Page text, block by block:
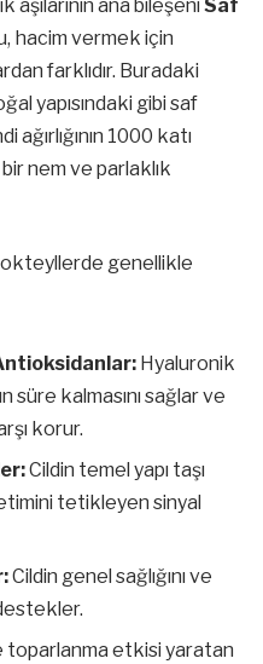
ana bileşeni Saf
hacim vermek için
farklıdır. Buradaki
yapısındaki gibi saf
1000 katı
nem ve parlaklık
genellikle
Hyaluronik
süre kalmasını sağlar ve
korur.
Cildin temel yapı taşı
tetikleyen sinyal
Cildin genel sağlığını ve
toparlanma etkisi yaratan